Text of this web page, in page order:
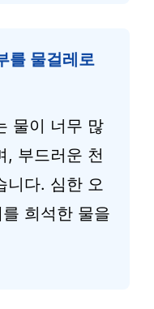
를 물걸레로
물이 너무 많
, 부드러운 천
니다. 심한 오
희석한 물을